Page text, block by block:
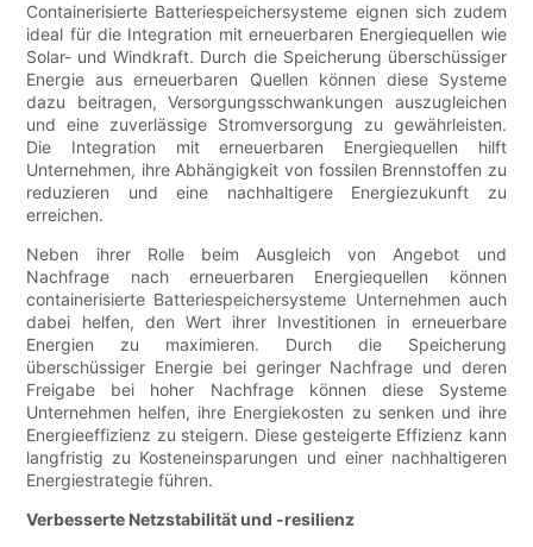
Containerisierte Batteriespeichersysteme eignen sich zudem
ideal für die Integration mit erneuerbaren Energiequellen wie
Solar- und Windkraft. Durch die Speicherung überschüssiger
Energie aus erneuerbaren Quellen können diese Systeme
dazu beitragen, Versorgungsschwankungen auszugleichen
und eine zuverlässige Stromversorgung zu gewährleisten.
Die Integration mit erneuerbaren Energiequellen hilft
Unternehmen, ihre Abhängigkeit von fossilen Brennstoffen zu
reduzieren und eine nachhaltigere Energiezukunft zu
erreichen.
Neben ihrer Rolle beim Ausgleich von Angebot und
Nachfrage nach erneuerbaren Energiequellen können
containerisierte Batteriespeichersysteme Unternehmen auch
dabei helfen, den Wert ihrer Investitionen in erneuerbare
Energien zu maximieren. Durch die Speicherung
überschüssiger Energie bei geringer Nachfrage und deren
Freigabe bei hoher Nachfrage können diese Systeme
Unternehmen helfen, ihre Energiekosten zu senken und ihre
Energieeffizienz zu steigern. Diese gesteigerte Effizienz kann
langfristig zu Kosteneinsparungen und einer nachhaltigeren
Energiestrategie führen.
Verbesserte Netzstabilität und -resilienz